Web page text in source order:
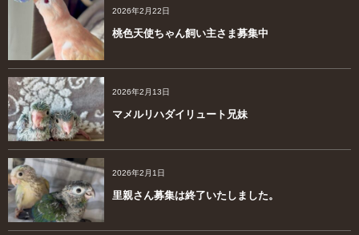
2026年2月22日
桃色天使ちゃん飼い主さま募集中
2026年2月13日
マメルリハダイリュート兄妹
2026年2月1日
里親さん募集は終了いたしました。